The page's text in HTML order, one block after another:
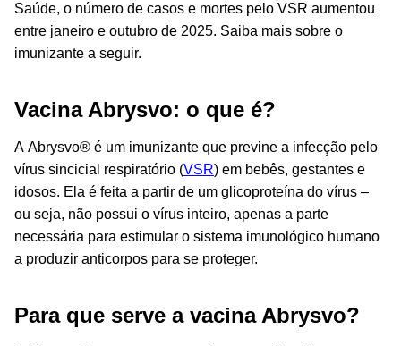
Saúde, o número de casos e mortes pelo VSR aumentou
entre janeiro e outubro de 2025. Saiba mais sobre o
imunizante a seguir.
Vacina Abrysvo: o que é?
A Abrysvo® é um imunizante que previne a infecção pelo
vírus sincicial respiratório (VSR) em bebês, gestantes e
idosos. Ela é feita a partir de um glicoproteína do vírus –
ou seja, não possui o vírus inteiro, apenas a parte
necessária para estimular o sistema imunológico humano
a produzir anticorpos para se proteger.
Para que serve a vacina Abrysvo?